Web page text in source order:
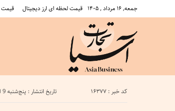
جمعه, ۱۶ مرداد , ۱۴۰۵ قیمت لحظه ای ارز دیجیتال قیمت
تاریخ انتشار : پنج‌شنبه 9 اکتبر 2025 - 7:59 کد خبر : 16377